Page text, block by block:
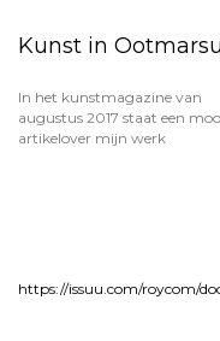
Kunst in
In het kunstmagazine van
augustus 2017 staat een
artikelover mijn werk
https://issuu.com/roycom/